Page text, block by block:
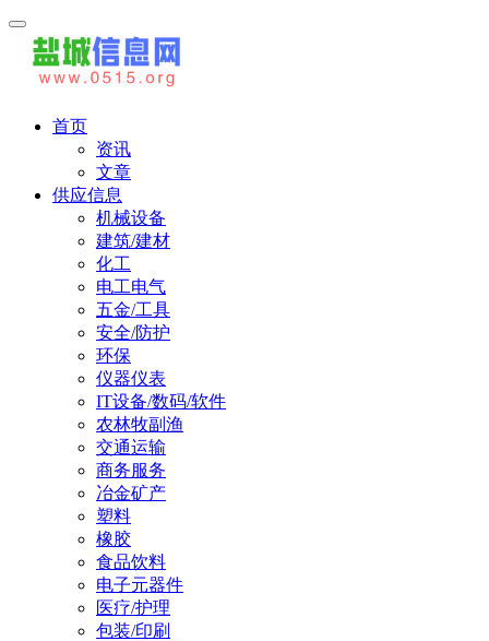
首页
资讯
文章
供应信息
机械设备
建筑/建材
化工
电工电气
五金/工具
安全/防护
环保
仪器仪表
IT设备/数码/软件
农林牧副渔
交通运输
商务服务
冶金矿产
塑料
橡胶
食品饮料
电子元器件
医疗/护理
包装/印刷